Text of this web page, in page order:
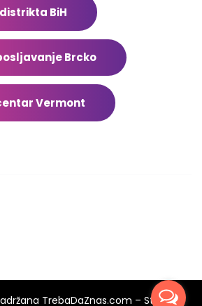
BiH
Brcko
Vermont
TrebaDaZnas.com – Stranicu